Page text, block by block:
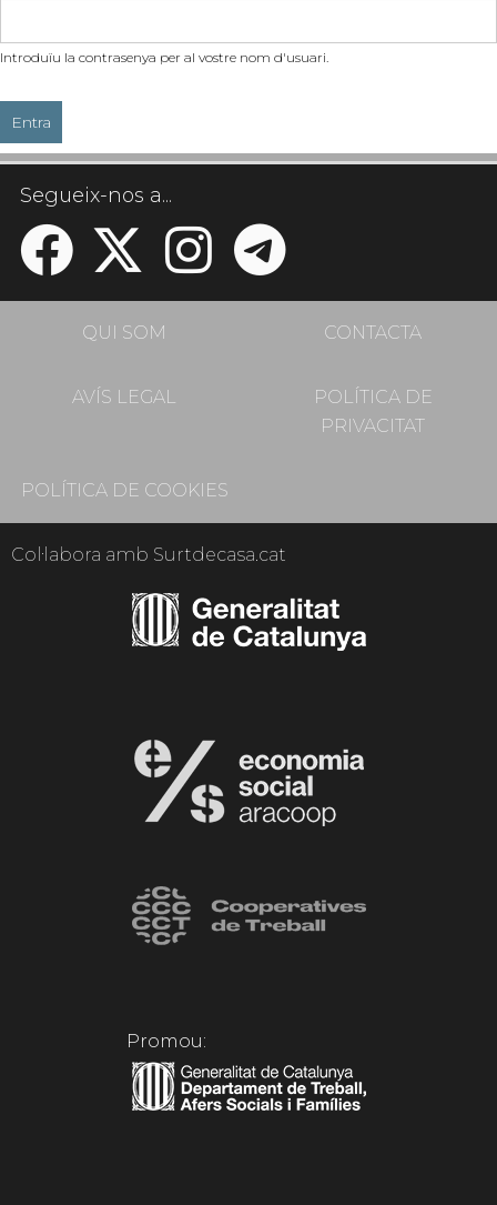
Introduïu la contrasenya per al vostre nom d'usuari.
Segueix-nos a...
QUI SOM CONTACTA
AVÍS LEGAL
POLÍTICA DE
PRIVACITAT
POLÍTICA DE COOKIES
Col·labora amb Surtdecasa.cat
Promou: